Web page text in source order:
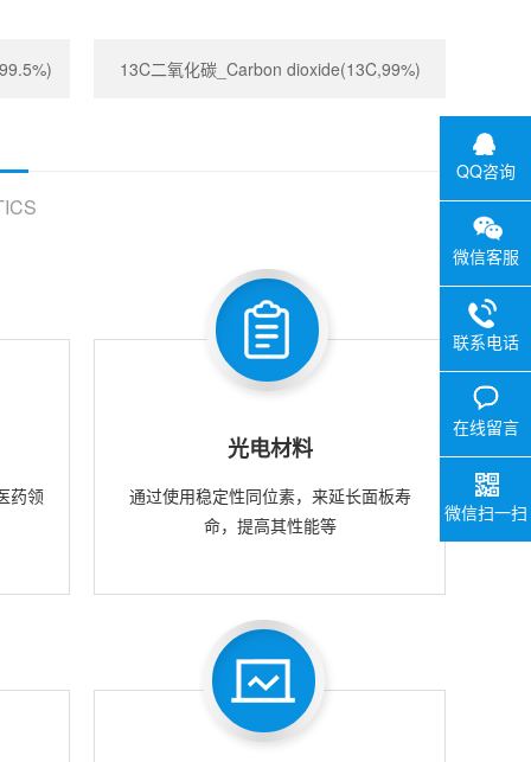
13C二氧化碳_Carbon dioxide(13C,99%)
药领
光电材料
通过使用稳定性同位素，来延长面板寿
命，提高其性能等
QQ咨询
微信客服
联系电话
在线留言
微信扫一扫